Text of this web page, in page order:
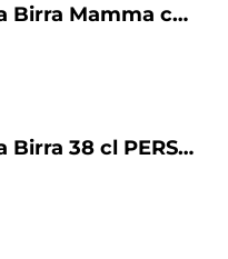
Boccale da Birra Mamma con Incisione Personalizzabile Festa della Mamma A mali estremi bevi & rimedi - Bicchiere in vetro 50 cl
Boccale da Birra 38 cl PERSONALIZZABILE con nome Incisione Il bicchiere della felicità - Idea regalo